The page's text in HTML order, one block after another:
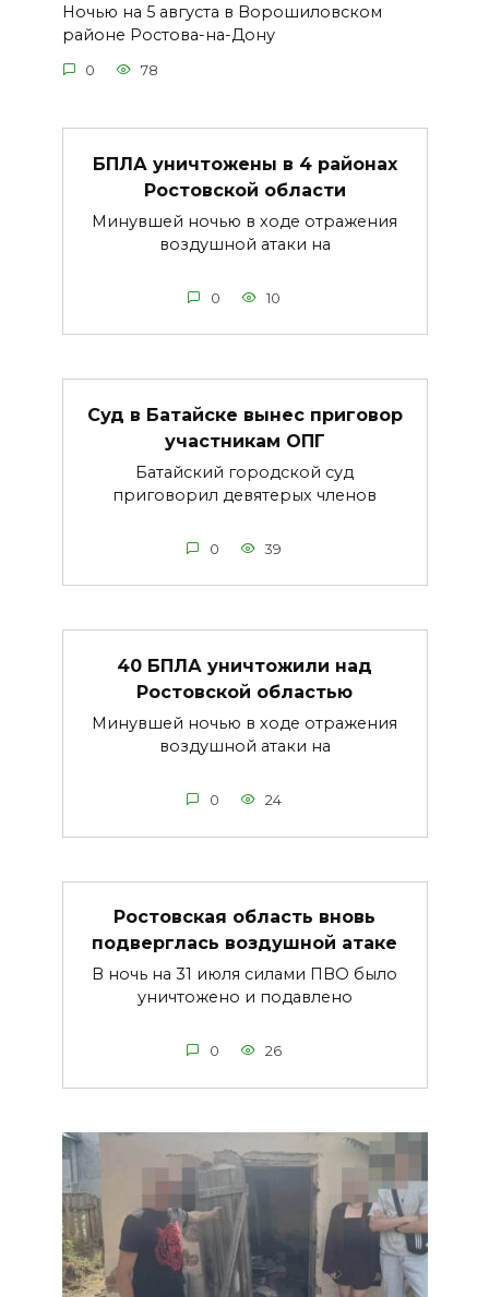
Ночью на 5 августа в Ворошиловском
районе Ростова-на-Дону
0 78
БПЛА уничтожены в 4 районах
Ростовской области
Минувшей ночью в ходе отражения
воздушной атаки на
0 10
Суд в Батайске вынес приговор
участникам ОПГ
Батайский городской суд
приговорил девятерых членов
0 39
40 БПЛА уничтожили над
Ростовской областью
Минувшей ночью в ходе отражения
воздушной атаки на
0 24
Ростовская область вновь
подверглась воздушной атаке
В ночь на 31 июля силами ПВО было
уничтожено и подавлено
0 26